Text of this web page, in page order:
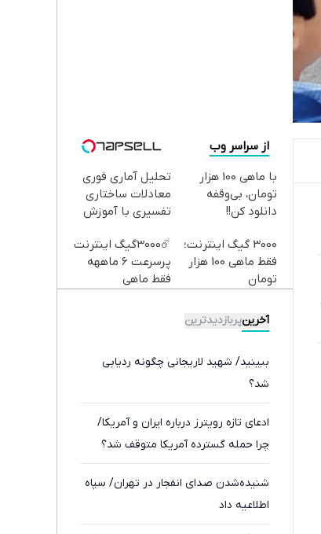
از سراسر وب
با ماهی 100 هزار
تومان، بی‌وقفه
دانلود کن!!
تحلیل آماری فوری
معادلات ساختاری
تفسیری با آموزش
3000 گیگ اینترنت؛
فقط ماهی 100 هزار
تومان
☄️3000گیگ اینترنت
پرسرعت 6 ماههه
فقط ماهی
آخرینپربازدیدترین
ببینید/ شهید لاریجانی چگونه ردیابی
شد؟
ادعای تازه رویترز درباره ایران و آمریکا/
چرا حمله گسترده آمریکا متوقف شد؟
شنیده‌شدن صدای انفجار در تهران/ سپاه
اطلاعیه داد